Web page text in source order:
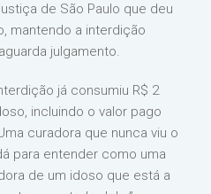
de São Paulo que deu
mantendo a interdição
julgamento.
já consumiu R$ 2
incluindo o valor pago
curadora que nunca viu o
para entender como uma
de um idoso que está a